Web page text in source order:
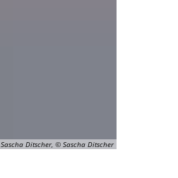
Sascha Ditscher, © Sascha Ditscher